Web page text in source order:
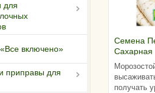
для
включено»
приправы для
Семена
Сахарная
получать